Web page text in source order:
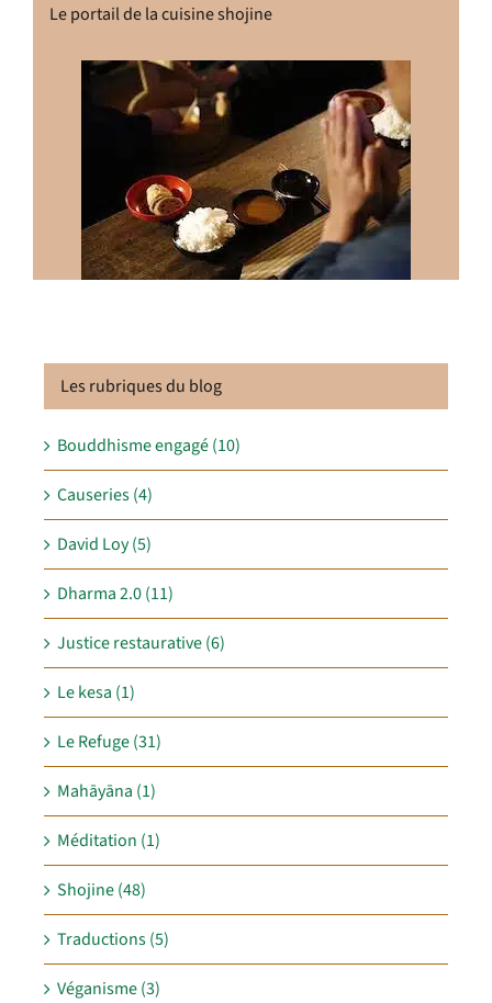
Le portail de la cuisine shojine
Les rubriques du blog
Bouddhisme engagé (10)
Causeries (4)
David Loy (5)
Dharma 2.0 (11)
Justice restaurative (6)
Le kesa (1)
Le Refuge (31)
Mahāyāna (1)
Méditation (1)
Shojine (48)
Traductions (5)
Véganisme (3)